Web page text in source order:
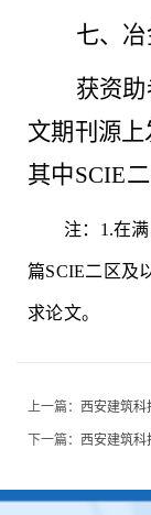
七、
获资
文期刊源上
其中SCIE
注： 1.在
篇SCIE二区及
求论文。
上一篇： 西安建筑
下一篇： 西安建筑